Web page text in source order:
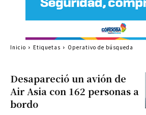
Desapareció un avión de
Air Asia con 162 personas a
bordo
Inicio Etiquetas Operativo de búsqueda